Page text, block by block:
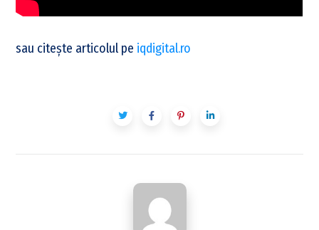
sau citește articolul pe iqdigital.ro